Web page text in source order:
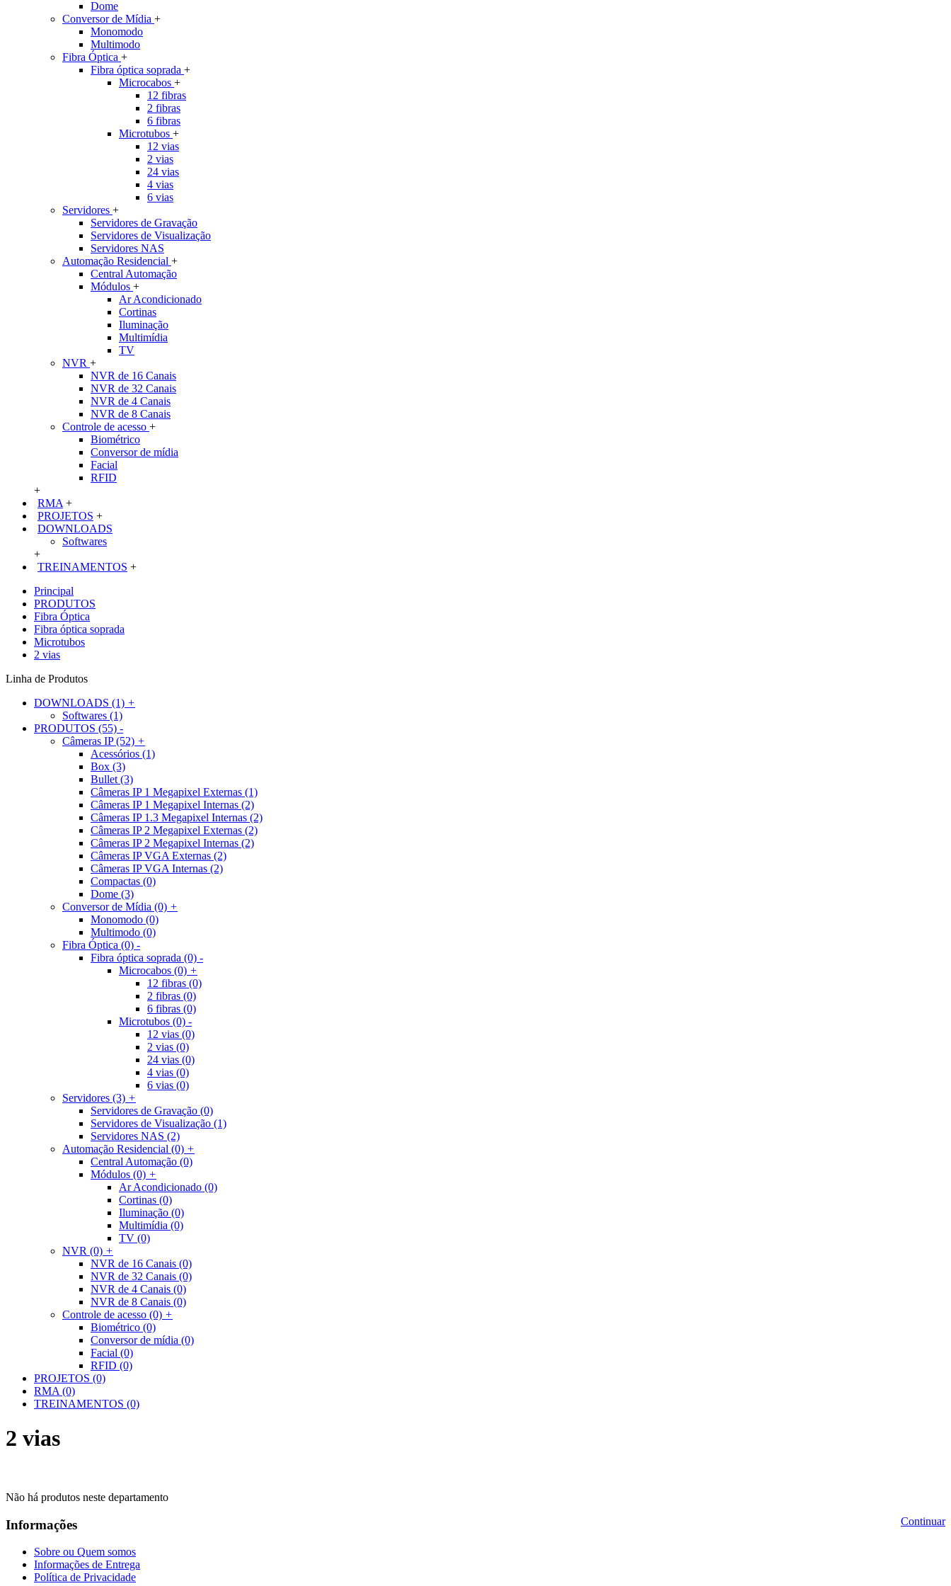
Dome
Conversor de Mídia +
Monomodo
Multimodo
Fibra Óptica +
Fibra óptica soprada +
Microcabos +
12 fibras
2 fibras
6 fibras
Microtubos +
12 vias
2 vias
24 vias
4 vias
6 vias
Servidores +
Servidores de Gravação
Servidores de Visualização
Servidores NAS
Automação Residencial +
Central Automação
Módulos +
Ar Acondicionado
Cortinas
Iluminação
Multimídia
TV
NVR +
NVR de 16 Canais
NVR de 32 Canais
NVR de 4 Canais
NVR de 8 Canais
Controle de acesso +
Biométrico
Conversor de mídia
Facial
RFID
+
RMA +
PROJETOS +
DOWNLOADS
Softwares
+
TREINAMENTOS +
Principal
PRODUTOS
Fibra Óptica
Fibra óptica soprada
Microtubos
2 vias
Linha de Produtos
DOWNLOADS (1) +
Softwares (1)
PRODUTOS (55) -
Câmeras IP(52) +
Acessórios (1)
Box (3)
Bullet (3)
Câmeras IP 1 Megapixel Externas (1)
Câmeras IP 1 Megapixel Internas (2)
Câmeras IP 1.3 Megapixel Internas (2)
Câmeras IP 2 Megapixel Externas (2)
Câmeras IP 2 Megapixel Internas (2)
Câmeras IP VGA Externas (2)
Câmeras IP VGA Internas (2)
Compactas (0)
Dome (3)
Conversor de Mídia (0) +
Monomodo (0)
Multimodo (0)
Fibra Óptica (0) -
Fibra óptica soprada (0) -
Microcabos (0) +
12 fibras (0)
2 fibras (0)
6 fibras (0)
Microtubos (0) -
12 vias (0)
2 vias (0)
24 vias (0)
4 vias (0)
6 vias (0)
Servidores (3) +
Servidores de Gravação (0)
Servidores de Visualização (1)
Servidores NAS (2)
Automação Residencial (0) +
Central Automação (0)
Módulos (0) +
Ar Acondicionado (0)
Cortinas (0)
Iluminação (0)
Multimídia (0)
TV (0)
NVR (0) +
NVR de 16 Canais (0)
NVR de 32 Canais (0)
NVR de 4 Canais (0)
NVR de 8 Canais (0)
Controle de acesso (0) +
Biométrico (0)
Conversor de mídia (0)
Facial (0)
RFID (0)
PROJETOS (0)
RMA (0)
TREINAMENTOS (0)
2 vias
Não há produtos neste departamento
Continuar
Informações
Sobre ou Quem somos
Informações de Entrega
Política de Privacidade